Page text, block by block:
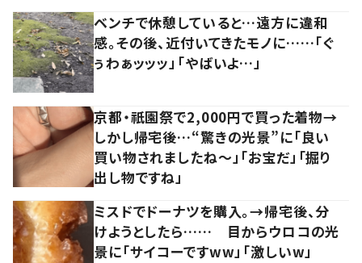
ベンチで休憩していると…遠方に違和
感。その後、近付いてきたモノに……「ぐ
ぅわぁッッッ」「やばいよ…」
京都・祇園祭で2,000円で買った着物→
しかし帰宅後…“驚きの光景”に「良い
買い物されましたね～」「お宝だ」「掘り
出し物ですね」
ミスドでドーナツを購入。→帰宅後、分
けようとしたら…… 目からウロコの光
景に「サイコーですww」「激しいw」